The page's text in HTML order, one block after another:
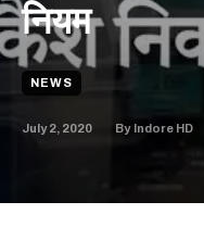
नियम
NEWS
July 2, 2020 By Indore HD